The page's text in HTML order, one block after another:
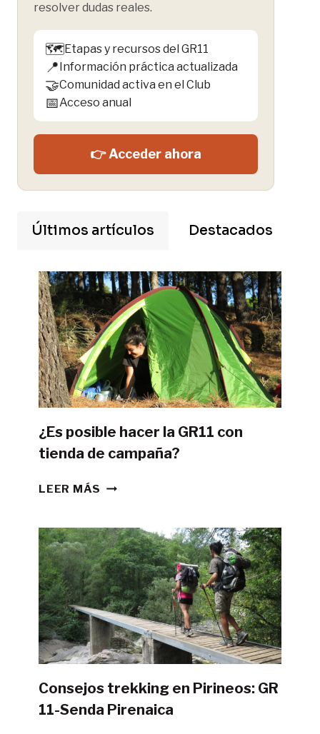
resolver dudas reales.
🗺️Etapas y recursos del GR11
📍Información práctica actualizada
🤝Comunidad activa en el Club
📅Acceso anual
👉 Acceder ahora
Últimos artículos Destacados
¿Es posible hacer la GR11 con
tienda de campaña?
LEER MÁS ¿ES
LA
GR11
CON
TIENDA
DE
CAMPAÑA?
Consejos trekking en Pirineos: GR
11-Senda Pirenaica